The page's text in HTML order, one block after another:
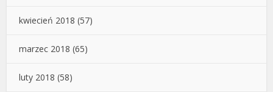
kwiecień 2018 (57)
marzec 2018 (65)
luty 2018 (58)